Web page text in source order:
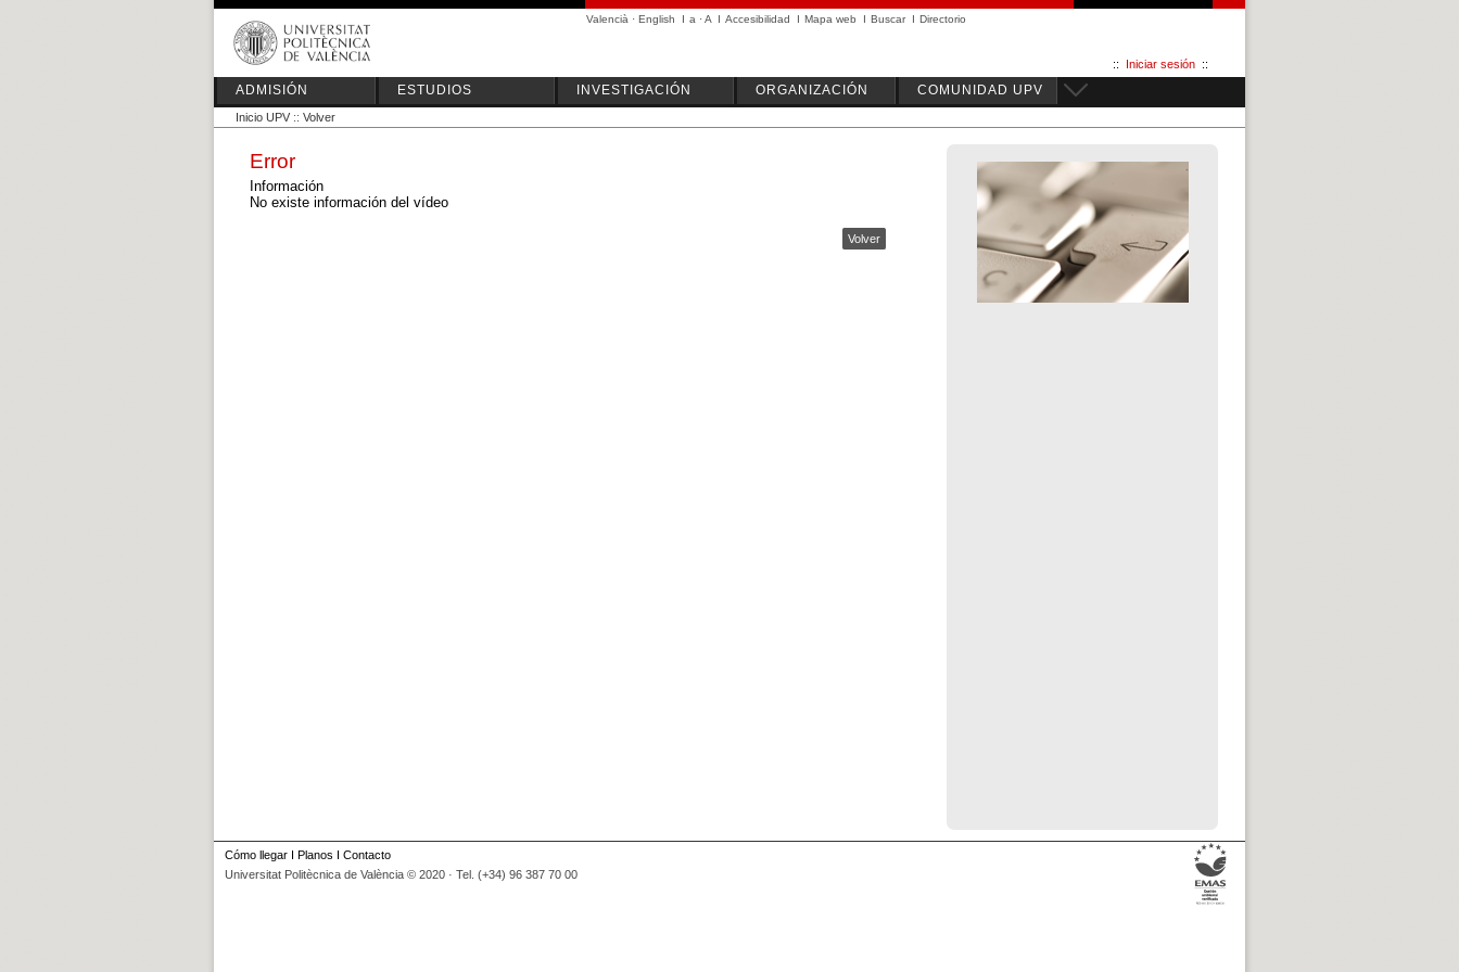
Valencià · English I a ·A I Accesibilidad I Mapa web I Buscar I Directorio
:: Iniciar sesión ::
ADMISIÓN ESTUDIOS INVESTIGACIÓN ORGANIZACIÓN COMUNIDAD UPV
Inicio UPV :: Volver
Error
Información
No existe información del vídeo
Volver
Cómo llegar I Planos I Contacto
Universitat Politècnica de València © 2020 · Tel. (+34) 96 387 70 00